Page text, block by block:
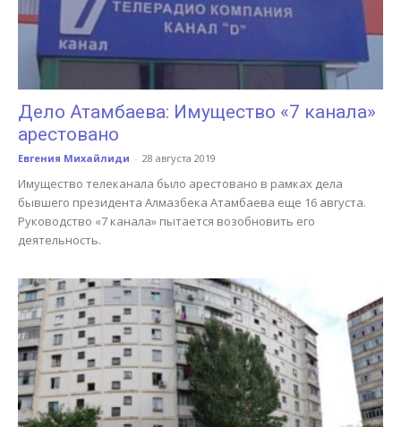
Дело Атамбаева: Имущество «7 канала»
арестовано
Евгения Михайлиди - 28 августа 2019
Имущество телеканала было арестовано в рамках дела
бывшего президента Алмазбека Атамбаева еще 16 августа.
Руководство «7 канала» пытается возобновить его
деятельность.